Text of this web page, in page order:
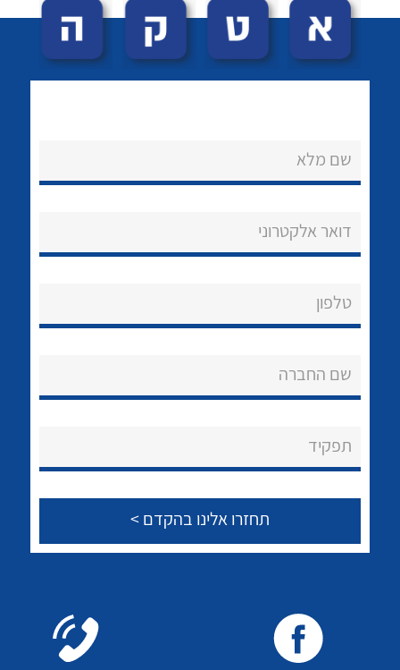
הצוות שלנו
שירותי תמיכה
לכל מוצרי היצרן לכל מוצרי היצרן
שם מלא
דואר אלקטרוני
טלפון
שם החברה
תפקיד